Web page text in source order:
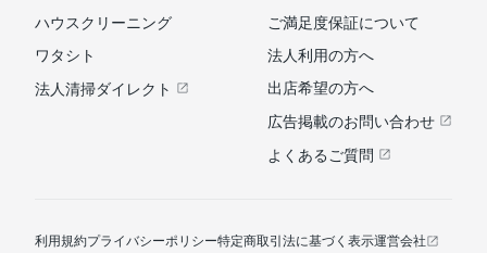
ハウスクリーニング
ワタシト
法人清掃ダイレクト
ご満足度保証について
法人利用の方へ
出店希望の方へ
広告掲載のお問い合わせ
よくあるご質問
利用規約プライバシーポリシー特定商取引法に基づく表示運営会社